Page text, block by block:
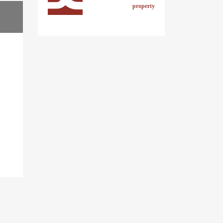
property